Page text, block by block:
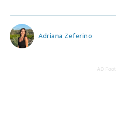
Adriana Zeferino
AD